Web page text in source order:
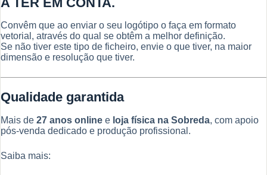
Convêm que ao enviar o seu logótipo o faça em formato
vetorial, através do qual se obtêm a melhor definição.
Se não tiver este tipo de ficheiro, envie o que tiver, na maior
dimensão e resolução que tiver.
Qualidade garantida
Mais de 27 anos online e loja física na Sobreda, com apoio
pós-venda dedicado e produção profissional.
Saiba mais: